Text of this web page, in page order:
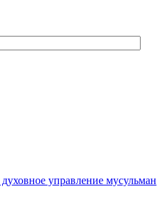
управление мусульман